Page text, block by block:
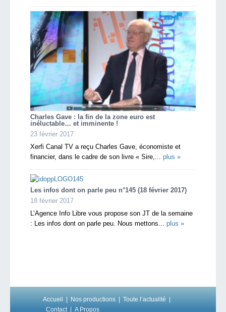
Charles Gave : la fin de la zone euro est
inéluctable… et imminente !
23 février 2017
Xerfi Canal TV a reçu Charles Gave, économiste et
financier, dans le cadre de son livre « Sire,... plus »
Les infos dont on parle peu n°145 (18 février 2017)
18 février 2017
L’Agence Info Libre vous propose son JT de la semaine
: Les infos dont on parle peu. Nous mettons... plus »
Accueil Nos productions
Toute l’actualité
Contact
A Propos